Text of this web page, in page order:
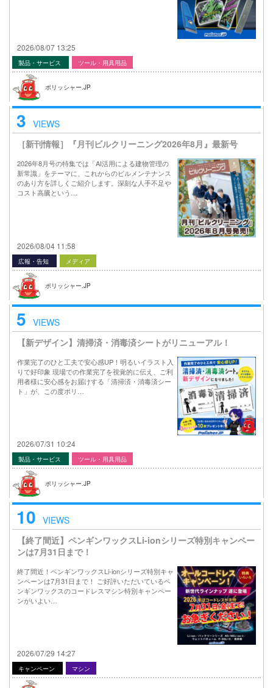
2026/08/07 13:25
製品・サービス ツール・用具用品
ポリッシャー.JP
3 VIEWS
［新刊情報］『月刊ビルクリーニング2026年8月』最新号
2026年8月号の特集では「AI活用による建物管理の
新常識」をテーマに、これからのビルメンテナンス
のあり方を詳しくご紹介します。深刻な人手不足や
コスト高騰という…
2026/08/04 11:58
広報・告知 メディア
ポリッシャー.JP
5 VIEWS
【新デザイン】清掃済・消毒済シートがリニューアル！
作業完了のひと工夫で安心感UP！明るいイラスト入
りで好印象 現場での作業完了を視覚的に伝え、ご利
用者様に安心感をお届けする「清掃済・消毒済シー
ト」が、この度ポリ…
2026/07/31 10:24
製品・サービス ツール・用具用品
ポリッシャー.JP
10 VIEWS
【終了間近】ペンギンワックスLi-ionシリーズ特別キャンペー
ンは7月31日まで！
終了間近！ペンギンワックスLi-ionシリーズ特別キャ
ンペーンは7月31日まで！ ご好評いただいているペ
ンギンワックスのコードレスマシン特別キャンペー
ンがいよい…
2026/07/29 14:27
キャンペーン マシン